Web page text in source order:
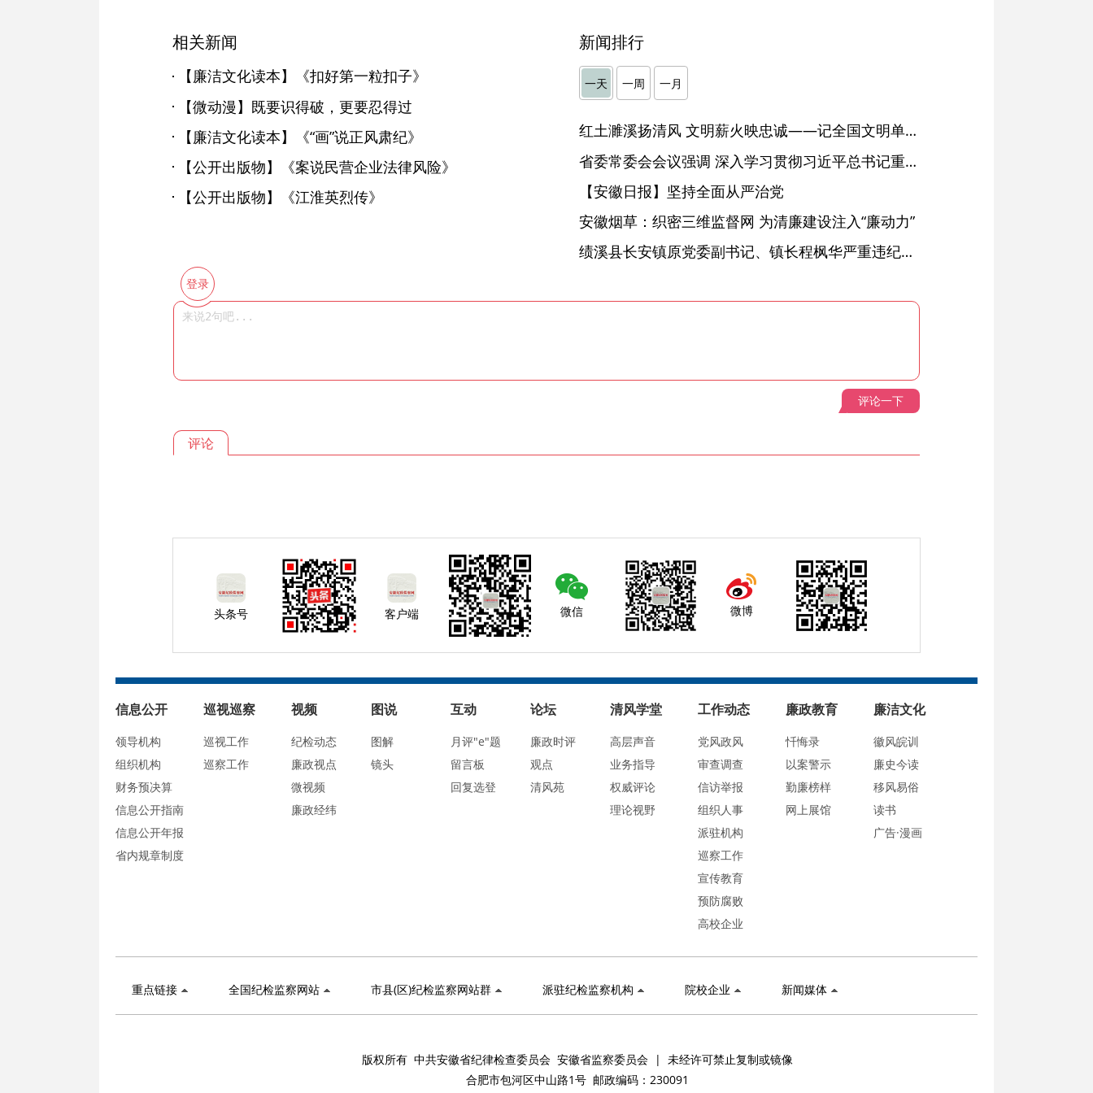
相关新闻
【廉洁文化读本】《扣好第一粒扣子》
【微动漫】既要识得破，更要忍得过
【廉洁文化读本】《“画”说正风肃纪》
【公开出版物】《案说民营企业法律风险》
【公开出版物】《江淮英烈传》
新闻排行
一天 一周 一月
红土濉溪扬清风 文明薪火映忠诚——记全国文明单位、安徽省濉溪县纪委监委
省委常委会会议强调 深入学习贯彻习近平总书记重要讲话精神 以高质量党建引领高质量发展 梁言顺主持并讲话
【安徽日报】坚持全面从严治党
安徽烟草：织密三维监督网 为清廉建设注入“廉动力”
绩溪县长安镇原党委副书记、镇长程枫华严重违纪违法被开除党籍和公职
登录
评论一下
评论
头条号 客户端 微信 微博
信息公开
领导机构
组织机构
财务预决算
信息公开指南
信息公开年报
省内规章制度
巡视巡察
巡视工作
巡察工作
视频
纪检动态
廉政视点
微视频
廉政经纬
图说
图解
镜头
互动
月评"e"题
留言板
回复选登
论坛
廉政时评
观点
清风苑
清风学堂
高层声音
业务指导
权威评论
理论视野
工作动态
党风政风
审查调查
信访举报
组织人事
派驻机构
巡察工作
宣传教育
预防腐败
高校企业
廉政教育
忏悔录
以案警示
勤廉榜样
网上展馆
廉洁文化
徽风皖训
廉史今读
移风易俗
读书
广告·漫画
重点链接 全国纪检监察网站 市县(区)纪检监察网站群 派驻纪检监察机构 院校企业 新闻媒体
版权所有 中共安徽省纪律检查委员会 安徽省监察委员会 | 未经许可禁止复制或镜像
合肥市包河区中山路1号 邮政编码：230091